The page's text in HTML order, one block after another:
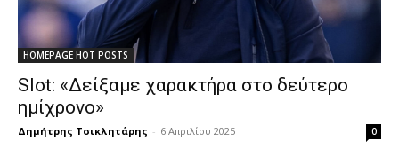
HOMEPAGE HOT POSTS
Slot: «Δείξαμε χαρακτήρα στο δεύτερο
ημίχρονο»
Δημήτρης Τσικλητάρης - 6 Απριλίου 2025 0